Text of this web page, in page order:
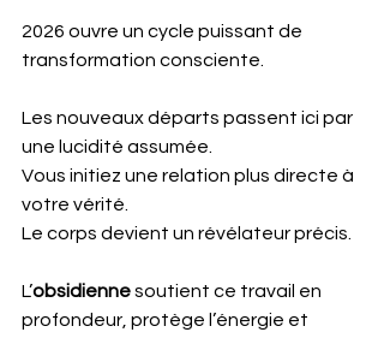
2026 ouvre un cycle puissant de
transformation consciente.
Les nouveaux départs passent ici par
une lucidité assumée.
Vous initiez une relation plus directe à
votre vérité.
Le corps devient un révélateur précis.
L’obsidienne soutient ce travail en
profondeur, protège l’énergie et